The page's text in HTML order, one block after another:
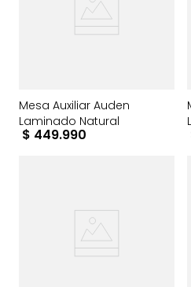
Mesa Auxiliar Auden
Laminado Natural
$ 449.990